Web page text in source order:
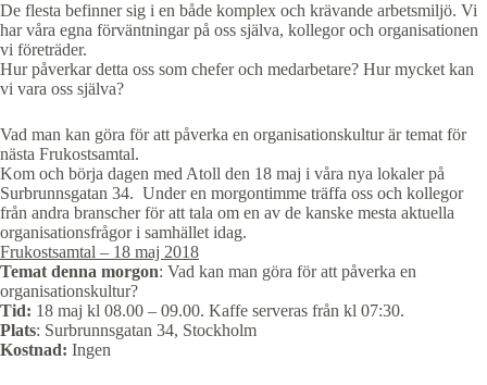
De flesta befinner sig i en både komplex och krävande arbetsmiljö. Vi
har våra egna förväntningar på oss själva, kollegor och organisationen
vi företräder.
Hur påverkar detta oss som chefer och medarbetare? Hur mycket kan
vi vara oss själva?
Vad man kan göra för att påverka en organisationskultur är temat för
nästa Frukostsamtal.
Kom och börja dagen med Atoll den 18 maj i våra nya lokaler på
Surbrunnsgatan 34. Under en morgontimme träffa oss och kollegor
från andra branscher för att tala om en av de kanske mesta aktuella
organisationsfrågor i samhället idag.
Frukostsamtal – 18 maj 2018
Temat denna morgon: Vad kan man göra för att påverka en
organisationskultur​?
Tid: 18 maj kl 08.00 – 09.00. Kaffe serveras från kl 07:30.
Plats: Surbrunnsgatan 34, Stockholm
Kostnad: Ingen